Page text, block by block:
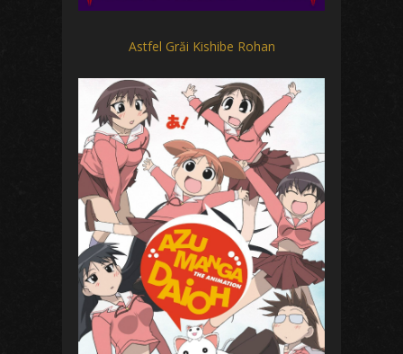
Astfel Grăi Kishibe Rohan